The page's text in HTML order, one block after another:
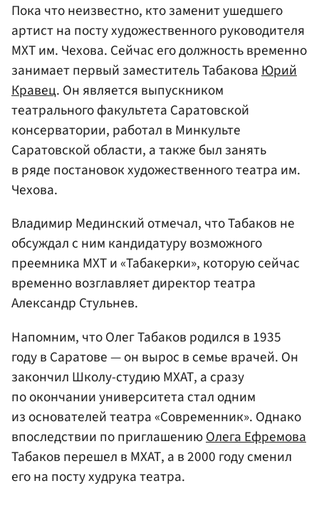
Пока что неизвестно, кто заменит ушедшего
артист на посту художественного руководителя
МХТ им. Чехова. Сейчас его должность временно
занимает первый заместитель ТабаковаЮрий
Кравец. Он является выпускником
театрального факультета Саратовской
консерватории, работал в Минкульте
Саратовской области, а также был занять
в ряде постановок художественного театра им.
Чехова.
Владимир Мединский отмечал, что Табаков не
обсуждал с ним кандидатуру возможного
преемника МХТ и «Табакерки», которую сейчас
временно возглавляет директор театра
Александр Стульнев.
Напомним, что Олег Табаков родился в 1935
году в Саратове — он вырос в семье врачей. Он
закончил Школу-студию МХАТ, а сразу
по окончании университета стал одним
из основателей театра «Современник». Однако
впоследствии по приглашениюОлега Ефремова
Табаков перешел в МХАТ, а в 2000 году сменил
его на посту худрука театра.